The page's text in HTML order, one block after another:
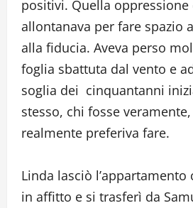
positivi. Quella
allontanava per fare spazio
alla fiducia. Aveva perso
foglia sbattuta dal vento e
soglia dei cinquantanni
stesso, chi fosse
realmente preferiva fare.
Linda lasciò l’appartamento
in affitto e si trasferì da